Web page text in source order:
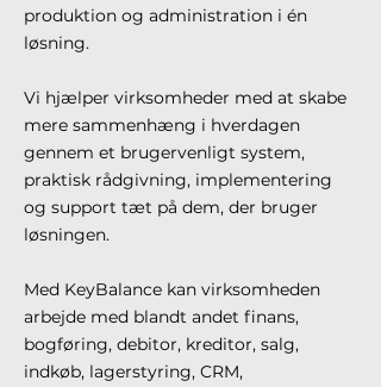
produktion og administration i én
løsning.
Vi hjælper virksomheder med at skabe
mere sammenhæng i hverdagen
gennem et brugervenligt system,
praktisk rådgivning, implementering
og support tæt på dem, der bruger
løsningen.
Med KeyBalance kan virksomheden
arbejde med blandt andet finans,
bogføring, debitor, kreditor, salg,
indkøb, lagerstyring, CRM,